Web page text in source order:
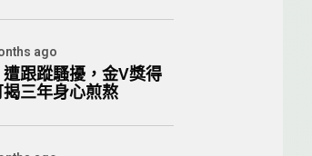
ago
跟蹤騷擾，金V獎得
三年身心煎熬